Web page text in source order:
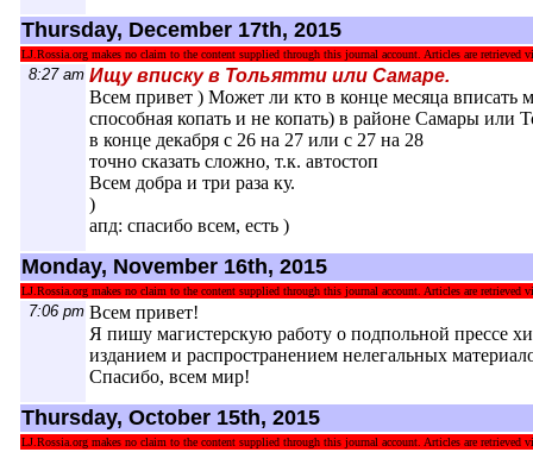
Thursday, December 17th, 2015
LJ.Rossia.org makes no claim to the content supplied through this journal account. Articles are retrieved
8:27 am Ищу вписку в Тольятти или Самаре.
Всем привет ) Может ли кто в конце месяца
способная копать и не копать) в районе Самары или
в конце декабря с 26 на 27 или с 27 на 28
точно сказать сложно, т.к. автостоп
Всем добра и три раза ку.
)
апд: спасибо всем, есть )
Monday, November 16th, 2015
LJ.Rossia.org makes no claim to the content supplied through this journal account. Articles are retrieved
7:06 pm Всем привет!
Я пишу магистерскую работу о подпольной прессе
изданием и распространением нелегальных
Спасибо, всем мир!
Thursday, October 15th, 2015
LJ.Rossia.org makes no claim to the content supplied through this journal account. Articles are retrieved